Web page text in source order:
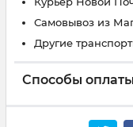
Самовывоз из
Другие
Способы оплаты